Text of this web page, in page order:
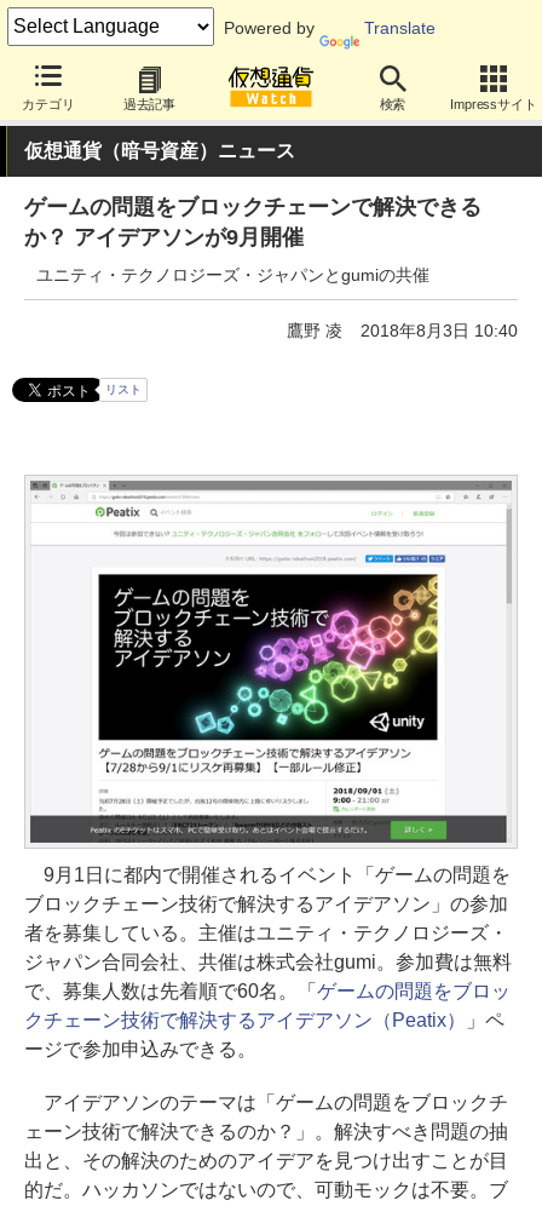
Powered by Translate
カテゴリ 過去記事 検索 Impressサイト
仮想通貨（暗号資産）ニュース
ゲームの問題をブロックチェーンで解決できる
か？ アイデアソンが9月開催
ユニティ・テクノロジーズ・ジャパンとgumiの共催
鷹野 凌 2018年8月3日 10:40
リスト
9月1日に都内で開催されるイベント「ゲームの問題を
ブロックチェーン技術で解決するアイデアソン」の参加
者を募集している。主催はユニティ・テクノロジーズ・
ジャパン合同会社、共催は株式会社gumi。参加費は無料
で、募集人数は先着順で60名。「 ゲームの問題をブロッ
クチェーン技術で解決するアイデアソン（Peatix）
」ペ
ージで参加申込みできる。
アイデアソンのテーマは「ゲームの問題をブロックチ
ェーン技術で解決できるのか？」。解決すべき問題の抽
出と、その解決のためのアイデアを見つけ出すことが目
的だ。ハッカソンではないので、可動モックは不要。ブ